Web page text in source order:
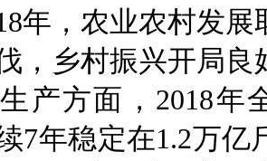
，农业农村发展
，乡村振兴开局
产方面，2018年
7年稳定在1.2万亿